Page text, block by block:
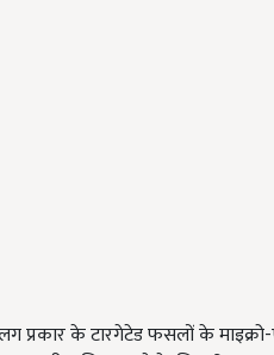
प्रकार के टारगेटेड फसलों के